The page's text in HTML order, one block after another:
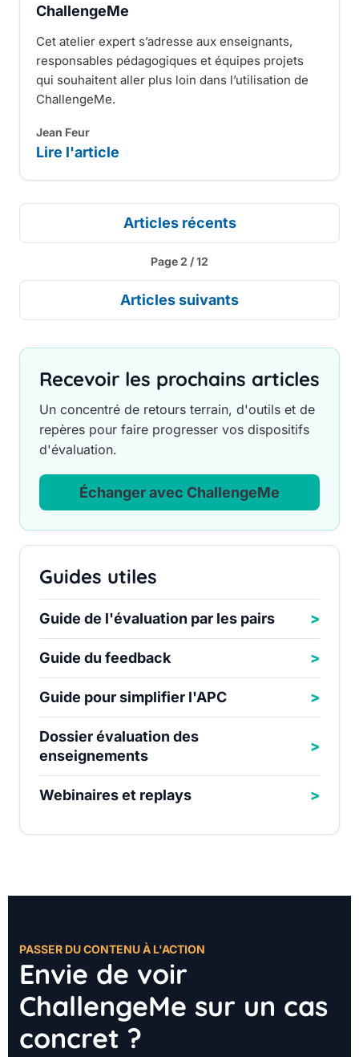
ChallengeMe
Cet atelier expert s’adresse aux enseignants,
responsables pédagogiques et équipes projets
qui souhaitent aller plus loin dans l’utilisation de
ChallengeMe.
Jean Feur
Lire l'article
Articles récents
Page 2 / 12
Articles suivants
Recevoir les prochains articles
Un concentré de retours terrain, d'outils et de
repères pour faire progresser vos dispositifs
d'évaluation.
Échanger avec ChallengeMe
Guides utiles
Guide de l'évaluation par les pairs
Guide du feedback
Guide pour simplifier l'APC
Dossier évaluation des
enseignements
Webinaires et replays
PASSER DU CONTENU À L'ACTION
Envie de voir
ChallengeMe sur un cas
concret ?